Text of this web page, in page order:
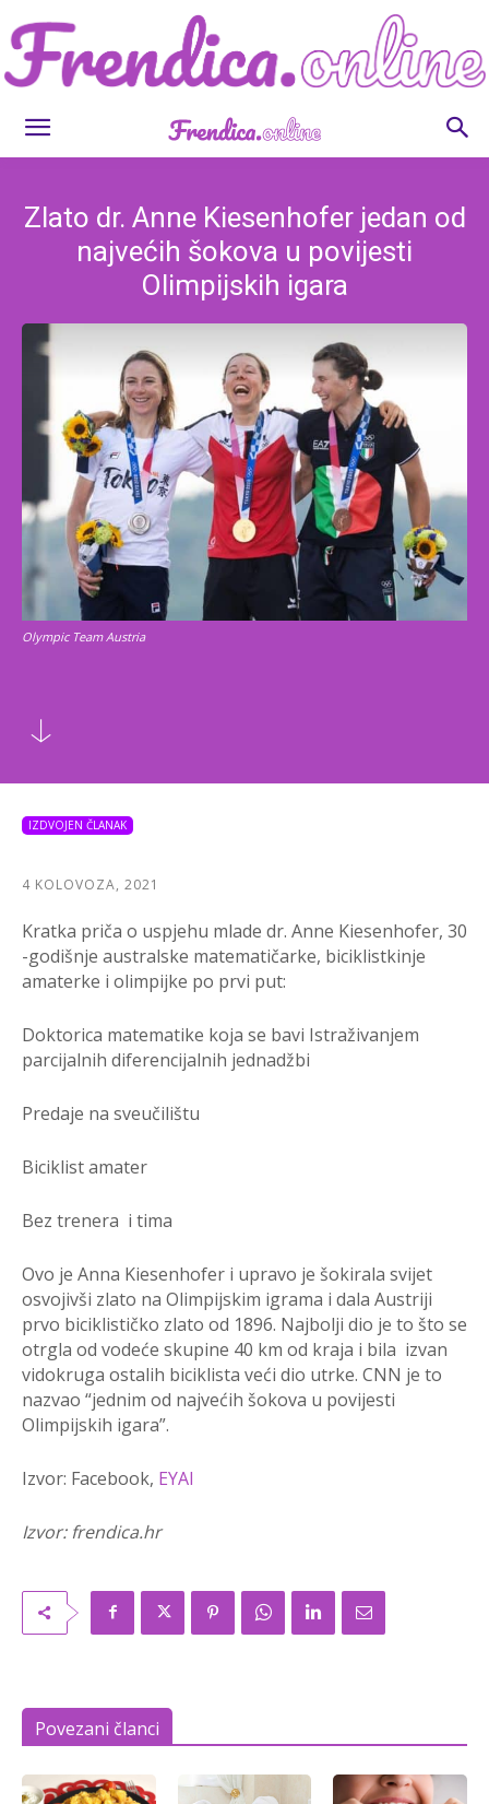
Frendica.online
Zlato dr. Anne Kiesenhofer jedan od
najvećih šokova u povijesti
Olimpijskih igara
Olympic Team Austria
IZDVOJEN ČLANAK
4 KOLOVOZA, 2021
Kratka priča o uspjehu mlade dr. Anne Kiesenhofer, 30
-godišnje australske matematičarke, biciklistkinje
amaterke i olimpijke po prvi put:
Doktorica matematike koja se bavi Istraživanjem
parcijalnih diferencijalnih jednadžbi
Predaje na sveučilištu
Biciklist amater
Bez trenera i tima
Ovo je Anna Kiesenhofer i upravo je šokirala svijet
osvojivši zlato na Olimpijskim igrama i dala Austriji
prvo biciklističko zlato od 1896. Najbolji dio je to što se
otrgla od vodeće skupine 40 km od kraja i bila izvan
vidokruga ostalih biciklista veći dio utrke. CNN je to
nazvao “jednim od najvećih šokova u povijesti
Olimpijskih igara”.
Izvor: Facebook, EYAI
Izvor: frendica.hr
Povezani članci